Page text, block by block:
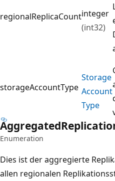
regionalReplicaCountinteger
(int32)
storageAccountType
Storage
Account
Type
Aggregated
Enumeration
Dies ist der aggregierte
allen regionalen